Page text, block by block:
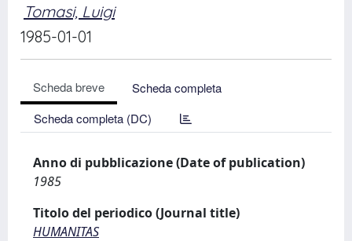
Tomasi, Luigi
1985-01-01
Scheda breve
Scheda completa
Scheda completa (DC)
Anno di pubblicazione (Date of publication)
1985
Titolo del periodico (Journal title)
HUMANITAS